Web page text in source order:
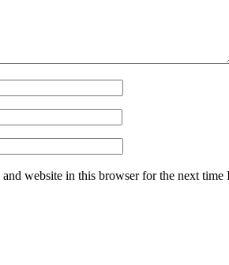
and website in this browser for the next time